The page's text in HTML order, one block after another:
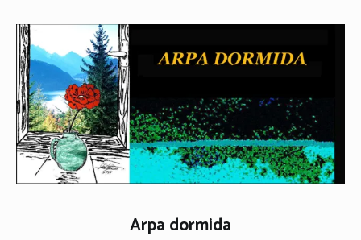
contenido
Arpa dormida